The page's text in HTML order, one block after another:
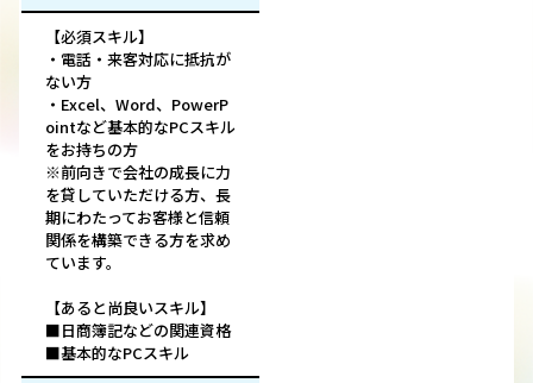
【必須スキル】
・電話・来客対応に抵抗が
ない方
・Excel、Word、PowerP
ointなど基本的なPCスキル
をお持ちの方
※前向きで会社の成長に力
を貸していただける方、長
期にわたってお客様と信頼
関係を構築できる方を求め
ています。
【あると尚良いスキル】
■日商簿記などの関連資格
■基本的なPCスキル